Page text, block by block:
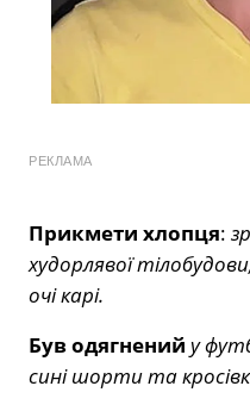
РЕКЛАМА
Прикмети хлопця:
худорлявої
очі карі.
Був одягнений у
сині шорти та